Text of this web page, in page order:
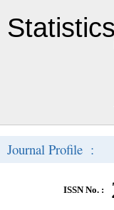
Statistics
Journal Profile :
ISSN No. :